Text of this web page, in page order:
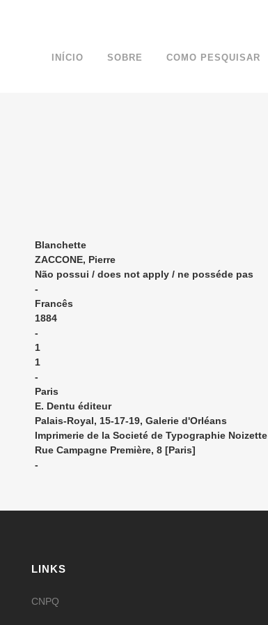
INÍCIO SOBRE COMO PESQUISAR
Blanchette
ZACCONE, Pierre
Não possui / does not apply / ne posséde pas
-
Francês
1884
-
1
1
-
Paris
E. Dentu éditeur
Palais-Royal, 15-17-19, Galerie d'Orléans
Imprimerie de la Societé de Typographie Noizette
Rue Campagne Première, 8 [Paris]
-
LINKS
CNPQ